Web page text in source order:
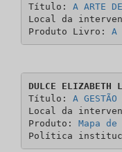
Título: A ARTE
Local da
Produto Livro: A
DULCE ELIZABETH
Título: A
Local da
Produto: Mapa
Política